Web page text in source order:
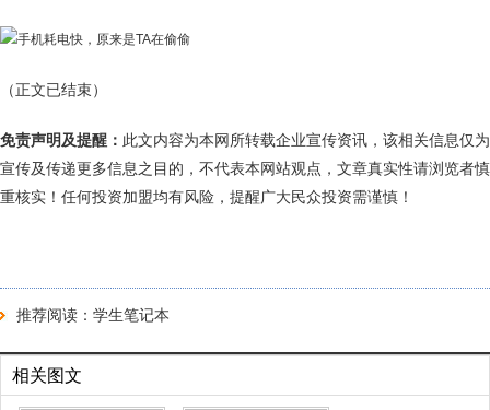
（正文已结束）
免责声明及提醒： 此文内容为本网所转载企业宣传资讯，该相关信息仅为
宣传及传递更多信息之目的，不代表本网站观点，文章真实性请浏览者慎
重核实！任何投资加盟均有风险，提醒广大民众投资需谨慎！
推荐阅读： 学生笔记本
相关图文